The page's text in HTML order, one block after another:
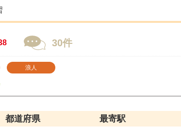
30件
浪人
都道府県 最寄駅